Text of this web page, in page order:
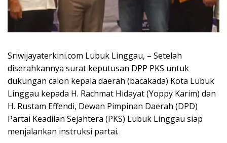
Sriwijayaterkini.com Lubuk Linggau, – Setelah
diserahkannya surat keputusan DPP PKS untuk
dukungan calon kepala daerah (bacakada) Kota Lubuk
Linggau kepada H. Rachmat Hidayat (Yoppy Karim) dan
H. Rustam Effendi, Dewan Pimpinan Daerah (DPD)
Partai Keadilan Sejahtera (PKS) Lubuk Linggau siap
menjalankan instruksi partai.